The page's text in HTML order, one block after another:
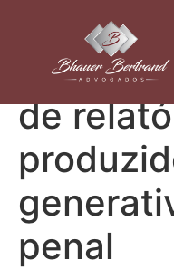
traz
de
penal